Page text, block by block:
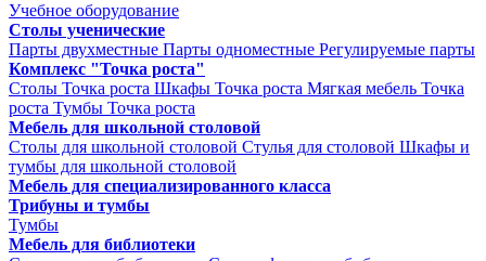
Учебное оборудование
Столы ученические
Парты двухместные Парты одноместные Регулируемые парты
Комплекс "Точка роста"
Столы Точка роста Шкафы Точка роста Мягкая мебель Точка
роста Тумбы Точка роста
Мебель для школьной столовой
Столы для школьной столовой Стулья для столовой Шкафы и
тумбы для школьной столовой
Мебель для специализированного класса
Трибуны и тумбы
Тумбы
Мебель для библиотеки